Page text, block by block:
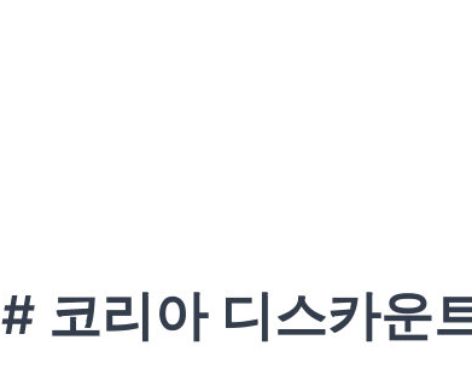
# 코리아 디스카운